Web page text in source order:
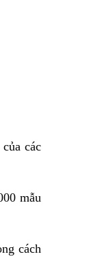
các
mẫu
cách